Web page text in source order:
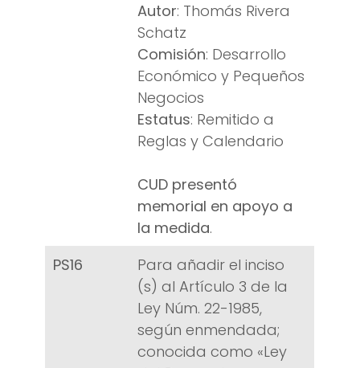
Autor: Thomás Rivera
Schatz
Comisión: Desarrollo
Económico y Pequeños
Negocios
Estatus: Remitido a
Reglas y Calendario
CUD presentó
memorial en apoyo a
la medida.
PS16
Para añadir el inciso
(s) al Artículo 3 de la
Ley Núm. 22-1985,
según enmendada;
conocida como «Ley